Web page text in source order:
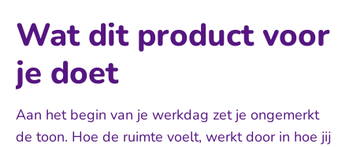
Wat dit product voor
je doet
Aan het begin van je werkdag zet je ongemerkt
de toon. Hoe de ruimte voelt, werkt door in hoe jij